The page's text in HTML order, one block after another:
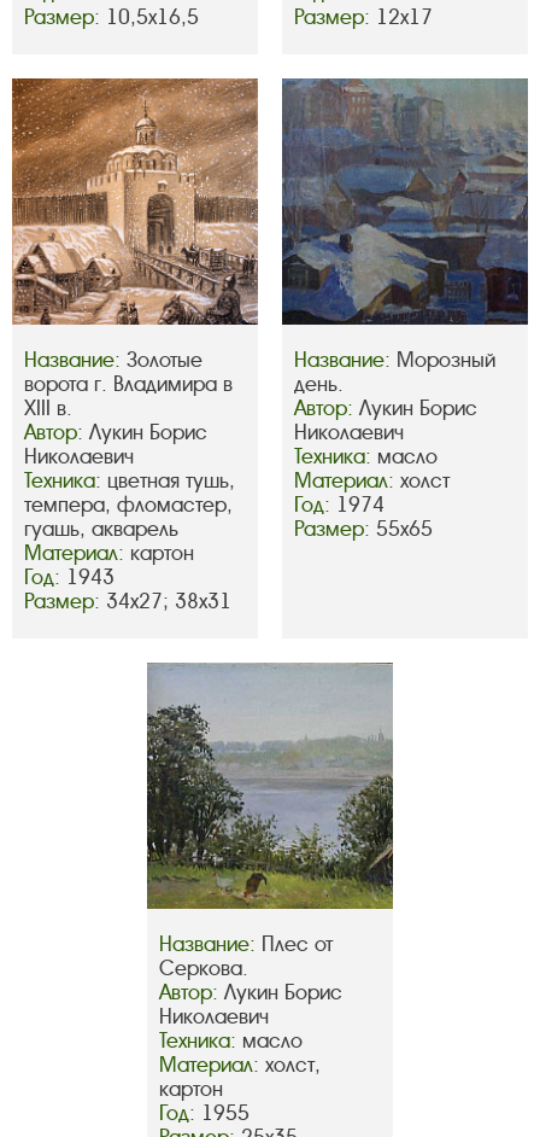
Размер: 10,5х16,5
Размер: 12х17
Название: Золотые
ворота г. Владимира в
XIII в.
Автор: Лукин Борис
Николаевич
Техника: цветная тушь,
темпера, фломастер,
гуашь, акварель
Материал: картон
Год: 1943
Размер: 34х27; 38х31
Название: Морозный
день.
Автор: Лукин Борис
Николаевич
Техника: масло
Материал: холст
Год: 1974
Размер: 55х65
Название: Плес от
Серкова.
Автор: Лукин Борис
Николаевич
Техника: масло
Материал: холст,
картон
Год: 1955